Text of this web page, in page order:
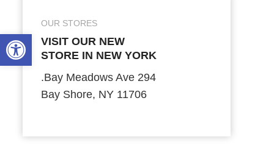
OUR STORES
VISIT OUR NEW
STORE IN NEW YORK
294 Bay Meadows Ave.
Bay Shore, NY 11706
פתח